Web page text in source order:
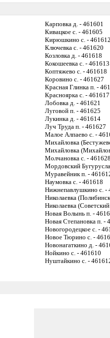
Карповка д. - 461601
Кивацкое с. - 461605
Кирюшкино с. - 461612
Ключевка с. - 461620
Козловка д. - 461618
Кокошеевка с. - 461613
Коптяжево с. - 461618
Коровино с. - 461627
Красная Глинка п. -
Красноярка с. - 461617
Лобовка д. - 461621
Луговой п. - 461625
Лукинка д. - 461614
Луч Труда п. - 461627
Малое Алпаево с. -
Михайловка
Михайловка
Молчановка с. - 461628
Мордовский
Муравейник п. -
Наумовка с. - 461618
Нижнепавлушкино с. -
Николаевка
Николаевка
Новая Волынь п. -
Новая Степановка п. -
Новогородецкое с. -
Новое Тюрино с. -
Новонагаткино д. -
Нойкино с. - 461610
Нуштайкино с. -